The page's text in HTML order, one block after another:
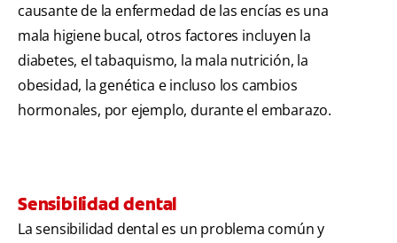
causante de la enfermedad de las encías es una
mala higiene bucal, otros factores incluyen la
diabetes, el tabaquismo, la mala nutrición, la
obesidad, la genética e incluso los cambios
hormonales, por ejemplo, durante el embarazo.
Sensibilidad dental
La sensibilidad dental es un problema común y